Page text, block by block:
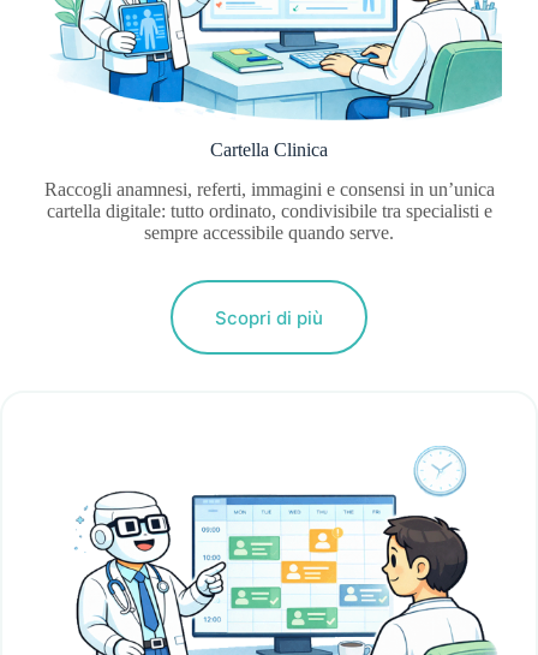
Cartella Clinica
Raccogli anamnesi, referti, immagini e consensi in un’unica
cartella digitale: tutto ordinato, condivisibile tra specialisti e
sempre accessibile quando serve.
Scopri di più